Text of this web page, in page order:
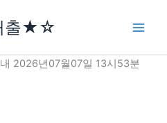
출★☆
2026년07월07일 13시53분